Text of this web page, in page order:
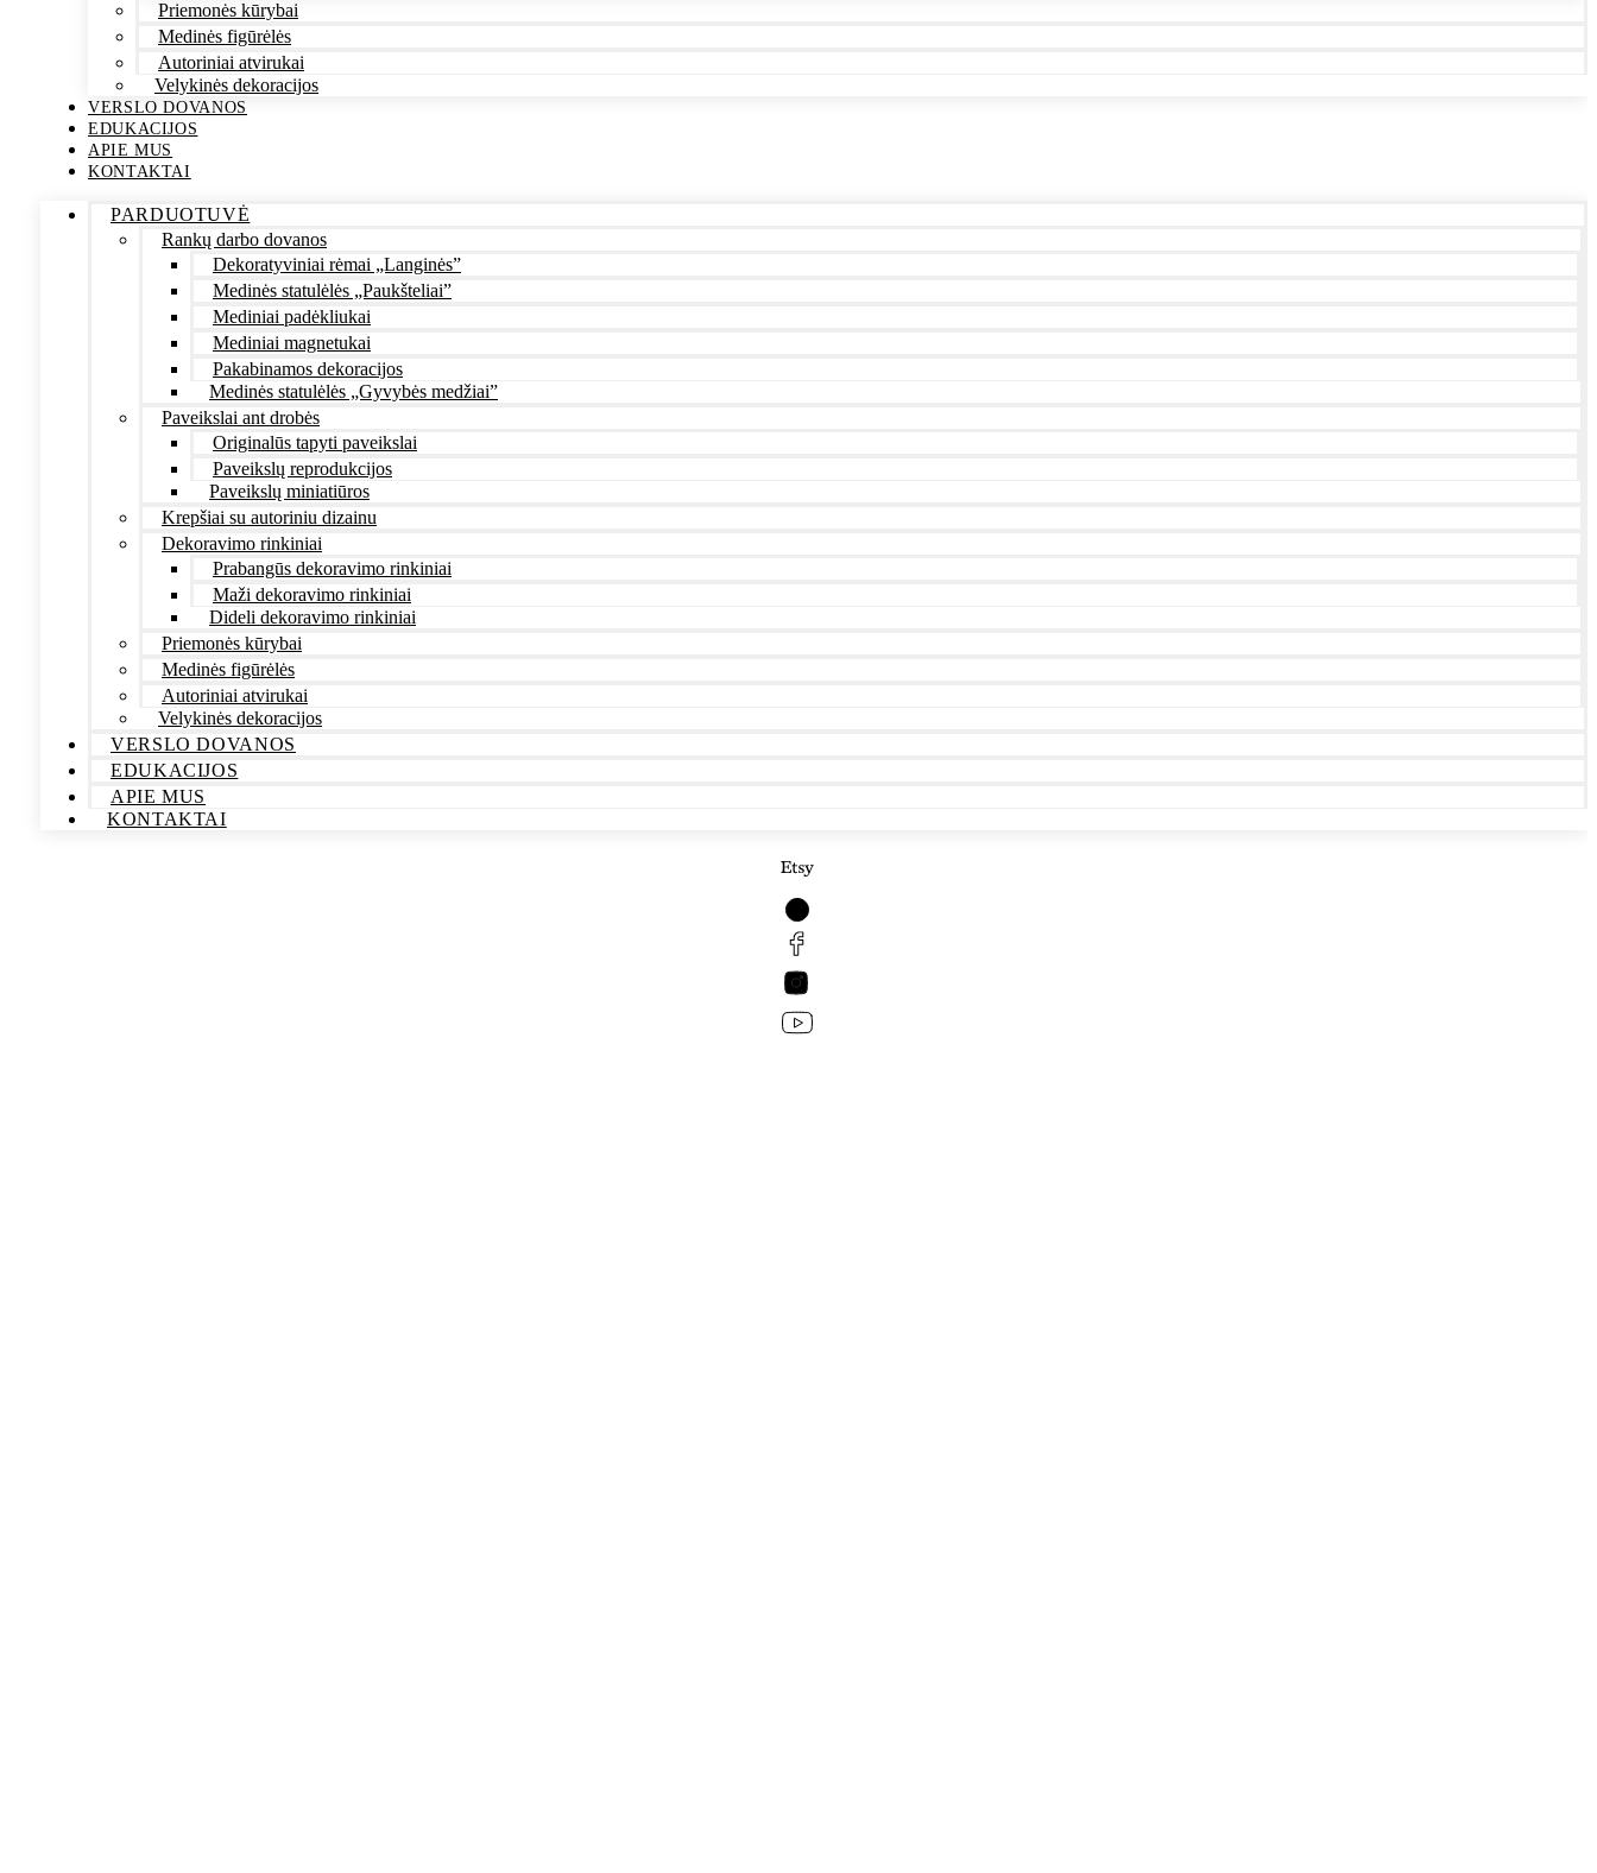
Priemonės kūrybai
Medinės figūrėlės
Autoriniai atvirukai
Velykinės dekoracijos
VERSLO DOVANOS
EDUKACIJOS
APIE MUS
KONTAKTAI
PARDUOTUVĖ
Rankų darbo dovanos
Dekoratyviniai rėmai „Langinės”
Medinės statulėlės „Paukšteliai”
Mediniai padėkliukai
Mediniai magnetukai
Pakabinamos dekoracijos
Medinės statulėlės „Gyvybės medžiai”
Paveikslai ant drobės
Originalūs tapyti paveikslai
Paveikslų reprodukcijos
Paveikslų miniatiūros
Krepšiai su autoriniu dizainu
Dekoravimo rinkiniai
Prabangūs dekoravimo rinkiniai
Maži dekoravimo rinkiniai
Dideli dekoravimo rinkiniai
Priemonės kūrybai
Medinės figūrėlės
Autoriniai atvirukai
Velykinės dekoracijos
VERSLO DOVANOS
EDUKACIJOS
APIE MUS
KONTAKTAI